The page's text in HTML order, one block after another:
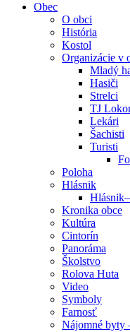
Obec
O obci
História
Kostol
Organizácie v
Mladý
Hasiči
Strelci
TJ
Lekári
Šachisti
Turisti
Poloha
Hlásnik
Kronika obce
Kultúra
Cintorín
Panoráma
Školstvo
Rolova Huta
Video
Symboly
Farnosť
Nájomné byty